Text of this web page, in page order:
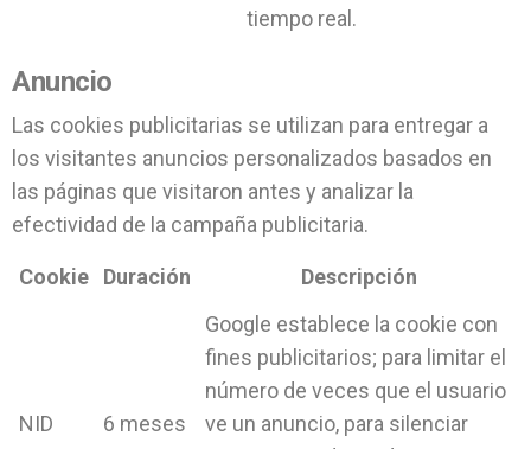
tiempo real.
Anuncio
Las cookies publicitarias se utilizan para entregar a
los visitantes anuncios personalizados basados ​​en
las páginas que visitaron antes y analizar la
efectividad de la campaña publicitaria.
Cookie Duración Descripción
NID 6 meses
Google establece la cookie con
fines publicitarios; para limitar el
número de veces que el usuario
ve un anuncio, para silenciar